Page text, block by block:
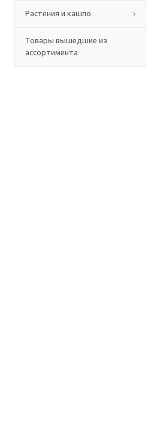
Растения и кашпо
Товары вышедшие из
ассортимента